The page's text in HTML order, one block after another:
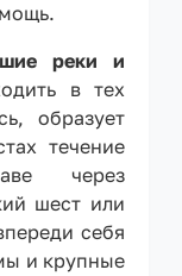
реки и
в тех
образует
течение
через
шест или
себя
и крупные